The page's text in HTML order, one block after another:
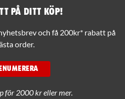
på ditt köp!
och få 200kr* rabatt på
order.
för 2000 kr eller mer.